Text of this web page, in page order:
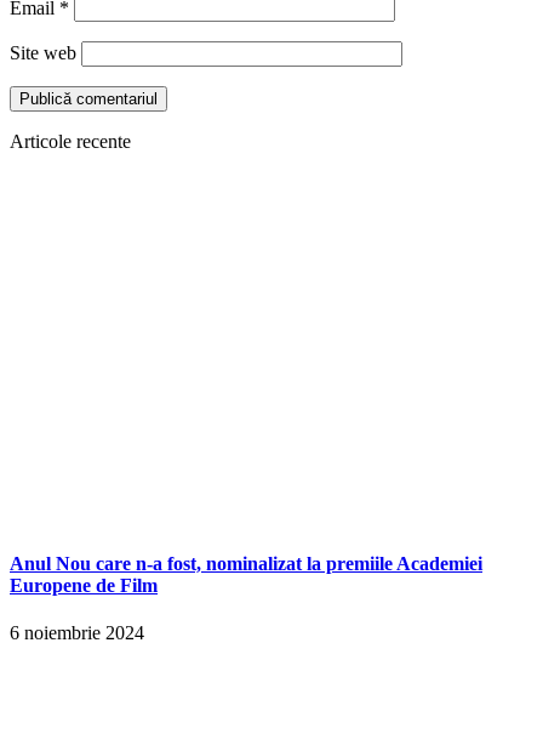
Email *
Site web
Articole recente
Anul Nou care n-a fost, nominalizat la premiile Academiei
Europene de Film
6 noiembrie 2024